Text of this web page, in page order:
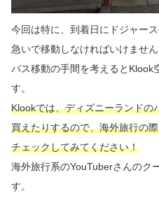
今回は特に、到着日にドジャー
急いで移動しなければいけません
バス移動の手間を考えるとKlook
す。
Klookでは、ディズニーランドの
買えたりするので、海外旅行の
チェックしてみてください！
海外旅行系のYouTuberさんのク
す。